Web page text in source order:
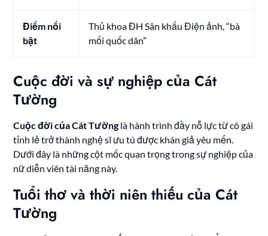
Điểm nổi
bật
Thủ khoa ĐH Sân khấu Điện ảnh, “bà
mối quốc dân”
Cuộc đời và sự nghiệp của Cát
Tường
Cuộc đời của Cát Tường là hành trình đầy nỗ lực từ cô gái
tỉnh lẻ trở thành nghệ sĩ ưu tú được khán giả yêu mến.
Dưới đây là những cột mốc quan trọng trong sự nghiệp của
nữ diễn viên tài năng này.
Tuổi thơ và thời niên thiếu của Cát
Tường